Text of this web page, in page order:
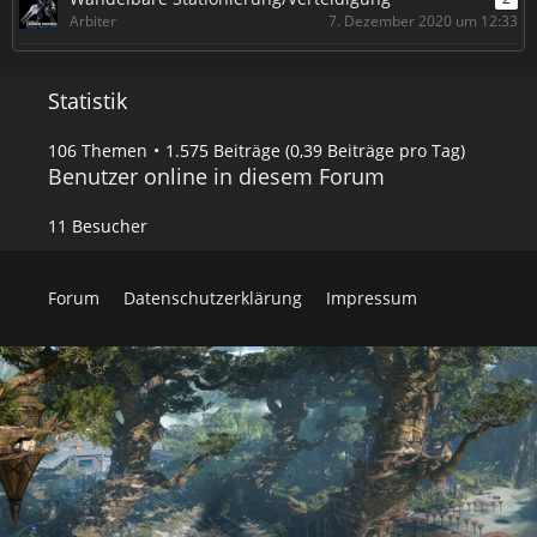
e
r
g
Arbiter
7. Dezember 2020 um 12:33
Statistik
106 Themen 1.575 Beiträge (0,39 Beiträge pro Tag)
Benutzer online in diesem Forum
11 Besucher
Forum Datenschutzerklärung Impressum